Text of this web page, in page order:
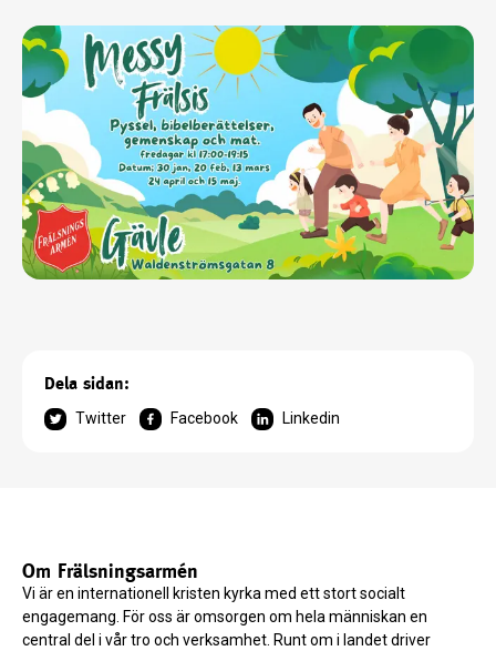
Dela sidan:
Twitter Facebook Linkedin
Om Frälsningsarmén
Vi är en internationell kristen kyrka med ett stort socialt
engagemang. För oss är omsorgen om hela människan en
central del i vår tro och verksamhet. Runt om i landet driver